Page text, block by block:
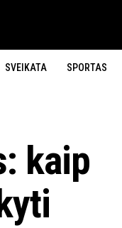
SVEIKATA SPORTAS
kaip